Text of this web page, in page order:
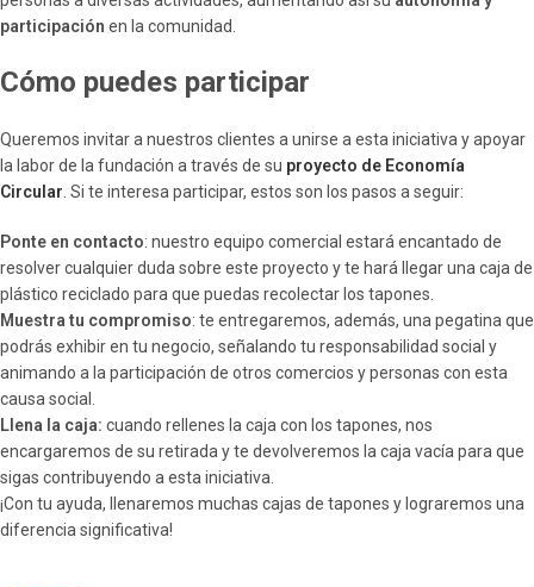
participación en la comunidad​.
Cómo puedes participar
Queremos invitar a nuestros clientes a unirse a esta iniciativa y apoyar
la labor de la fundación a través de su proyecto de Economía
Circular . Si te interesa participar, estos son los pasos a seguir:
Ponte en contacto: nuestro equipo comercial estará encantado de
resolver cualquier duda sobre este proyecto y te hará llegar una caja de
plástico reciclado para que puedas recolectar los tapones.
Muestra tu compromiso: te entregaremos, además, una pegatina que
podrás exhibir en tu negocio, señalando tu responsabilidad social y
animando a la participación de otros comercios y personas con esta
causa social.
Llena la caja: cuando rellenes la caja con los tapones, nos
encargaremos de su retirada y te devolveremos la caja vacía para que
sigas contribuyendo a esta iniciativa.
¡Con tu ayuda, llenaremos muchas cajas de tapones y lograremos una
diferencia significativa!